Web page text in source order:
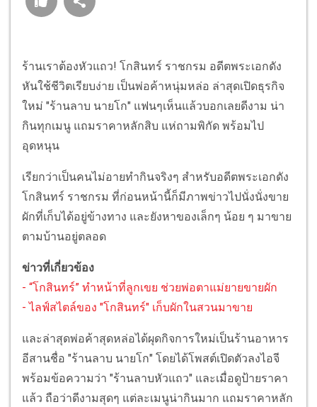
ร้านเราต้องหัวแถว! โกสินทร์ ราชกรม อดีตพระเอกดัง
หันใช้ชีวิตเรียบง่าย เป็นพ่อค้าหนุ่มหล่อ ล่าสุดเปิดธุรกิจ
ใหม่ "ร้านลาบ นายโก" แฟนๆเห็นแล้วบอกเลยดีงาม น่า
กินทุกเมนู แถมราคาหลักสิบ แห่ถามพิกัด พร้อมไป
อุดหนุน
เรียกว่าเป็นคนไม่อายทำกินจริงๆ สำหรับอดีตพระเอกดัง
โกสินทร์ ราชกรม ที่ก่อนหน้านี้ก็มีภาพข่าวไปนั่งนั่งขาย
ผักที่เก็บได้อยู่ข้างทาง และยังหาของเล็กๆ น้อย ๆ มาขาย
ตามบ้านอยู่ตลอด
ข่าวที่เกี่ยวข้อง
- “โกสินทร์” ทำหน้าที่ลูกเขย ช่วยพ่อตาแม่ยายขายผัก
- ไลฟ์สไตล์ของ "โกสินทร์" เก็บผักในสวนมาขาย
และล่าสุดพ่อค้าสุดหล่อได้ผุดกิจการใหม่เป็นร้านอาหาร
อีสานชื่อ "ร้านลาบ นายโก" โดยได้โพสต์เปิดตัวลงไอจี
พร้อมข้อความว่า "ร้านลาบหัวแถว" และเมื่อดูป้ายราคา
แล้ว ถือว่าดีงามสุดๆ แต่ละเมนูน่ากินมาก แถมราคาหลัก